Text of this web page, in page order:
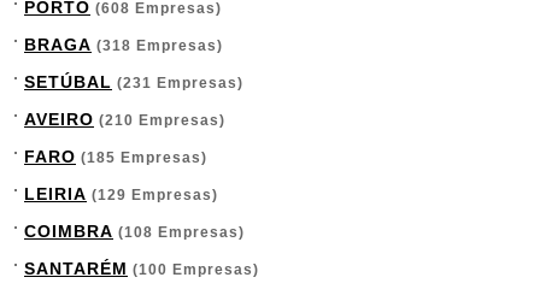
PORTO (608 Empresas)
BRAGA (318 Empresas)
SETÚBAL (231 Empresas)
AVEIRO (210 Empresas)
FARO (185 Empresas)
LEIRIA (129 Empresas)
COIMBRA (108 Empresas)
SANTARÉM (100 Empresas)